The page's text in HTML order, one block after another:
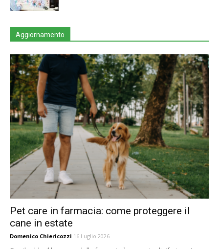
Aggiornamento
Pet care in farmacia: come proteggere il
cane in estate
Domenico Chiericozzi 16 Luglio 2026